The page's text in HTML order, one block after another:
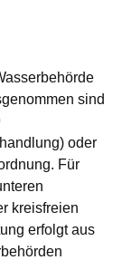
sind
oder
Für
kreisfreien
erfolgt aus